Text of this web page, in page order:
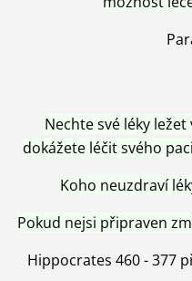
Nechte své léky
dokážete léčit svého
Koho neuzdraví
Pokud nejsi připraven
Hippocrates 460 - 377